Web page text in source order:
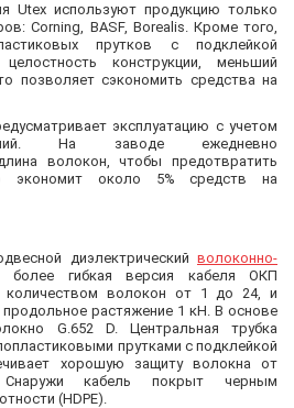
Utex используют продукцию только
Corning, BASF, Borealis. Кроме того,
прутков с подклейкой
конструкции, меньший
позволяет сэкономить средства на
эксплуатацию с учетом
На заводе ежедневно
волокон, чтобы предотвратить
экономит около 5% средств на
диэлектрический волоконно-
гибкая версия кабеля ОКП
волокон от 1 до 24, и
растяжение 1 кН. В основе
G.652 D. Центральная трубка
прутками с подклейкой
хорошую защиту волокна от
Снаружи кабель покрыт черным
(HDPE).